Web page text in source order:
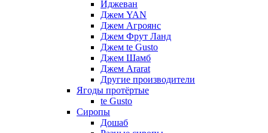
Иджеван
Джем YAN
Джем Агроянс
Джем Фрут Ланд
Джем te Gusto
Джем Шамб
Джем Ararat
Другие производители
Ягоды протёртые
te Gusto
Сиропы
Дошаб